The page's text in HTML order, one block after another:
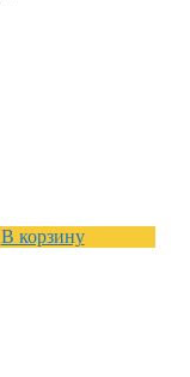
В корзину